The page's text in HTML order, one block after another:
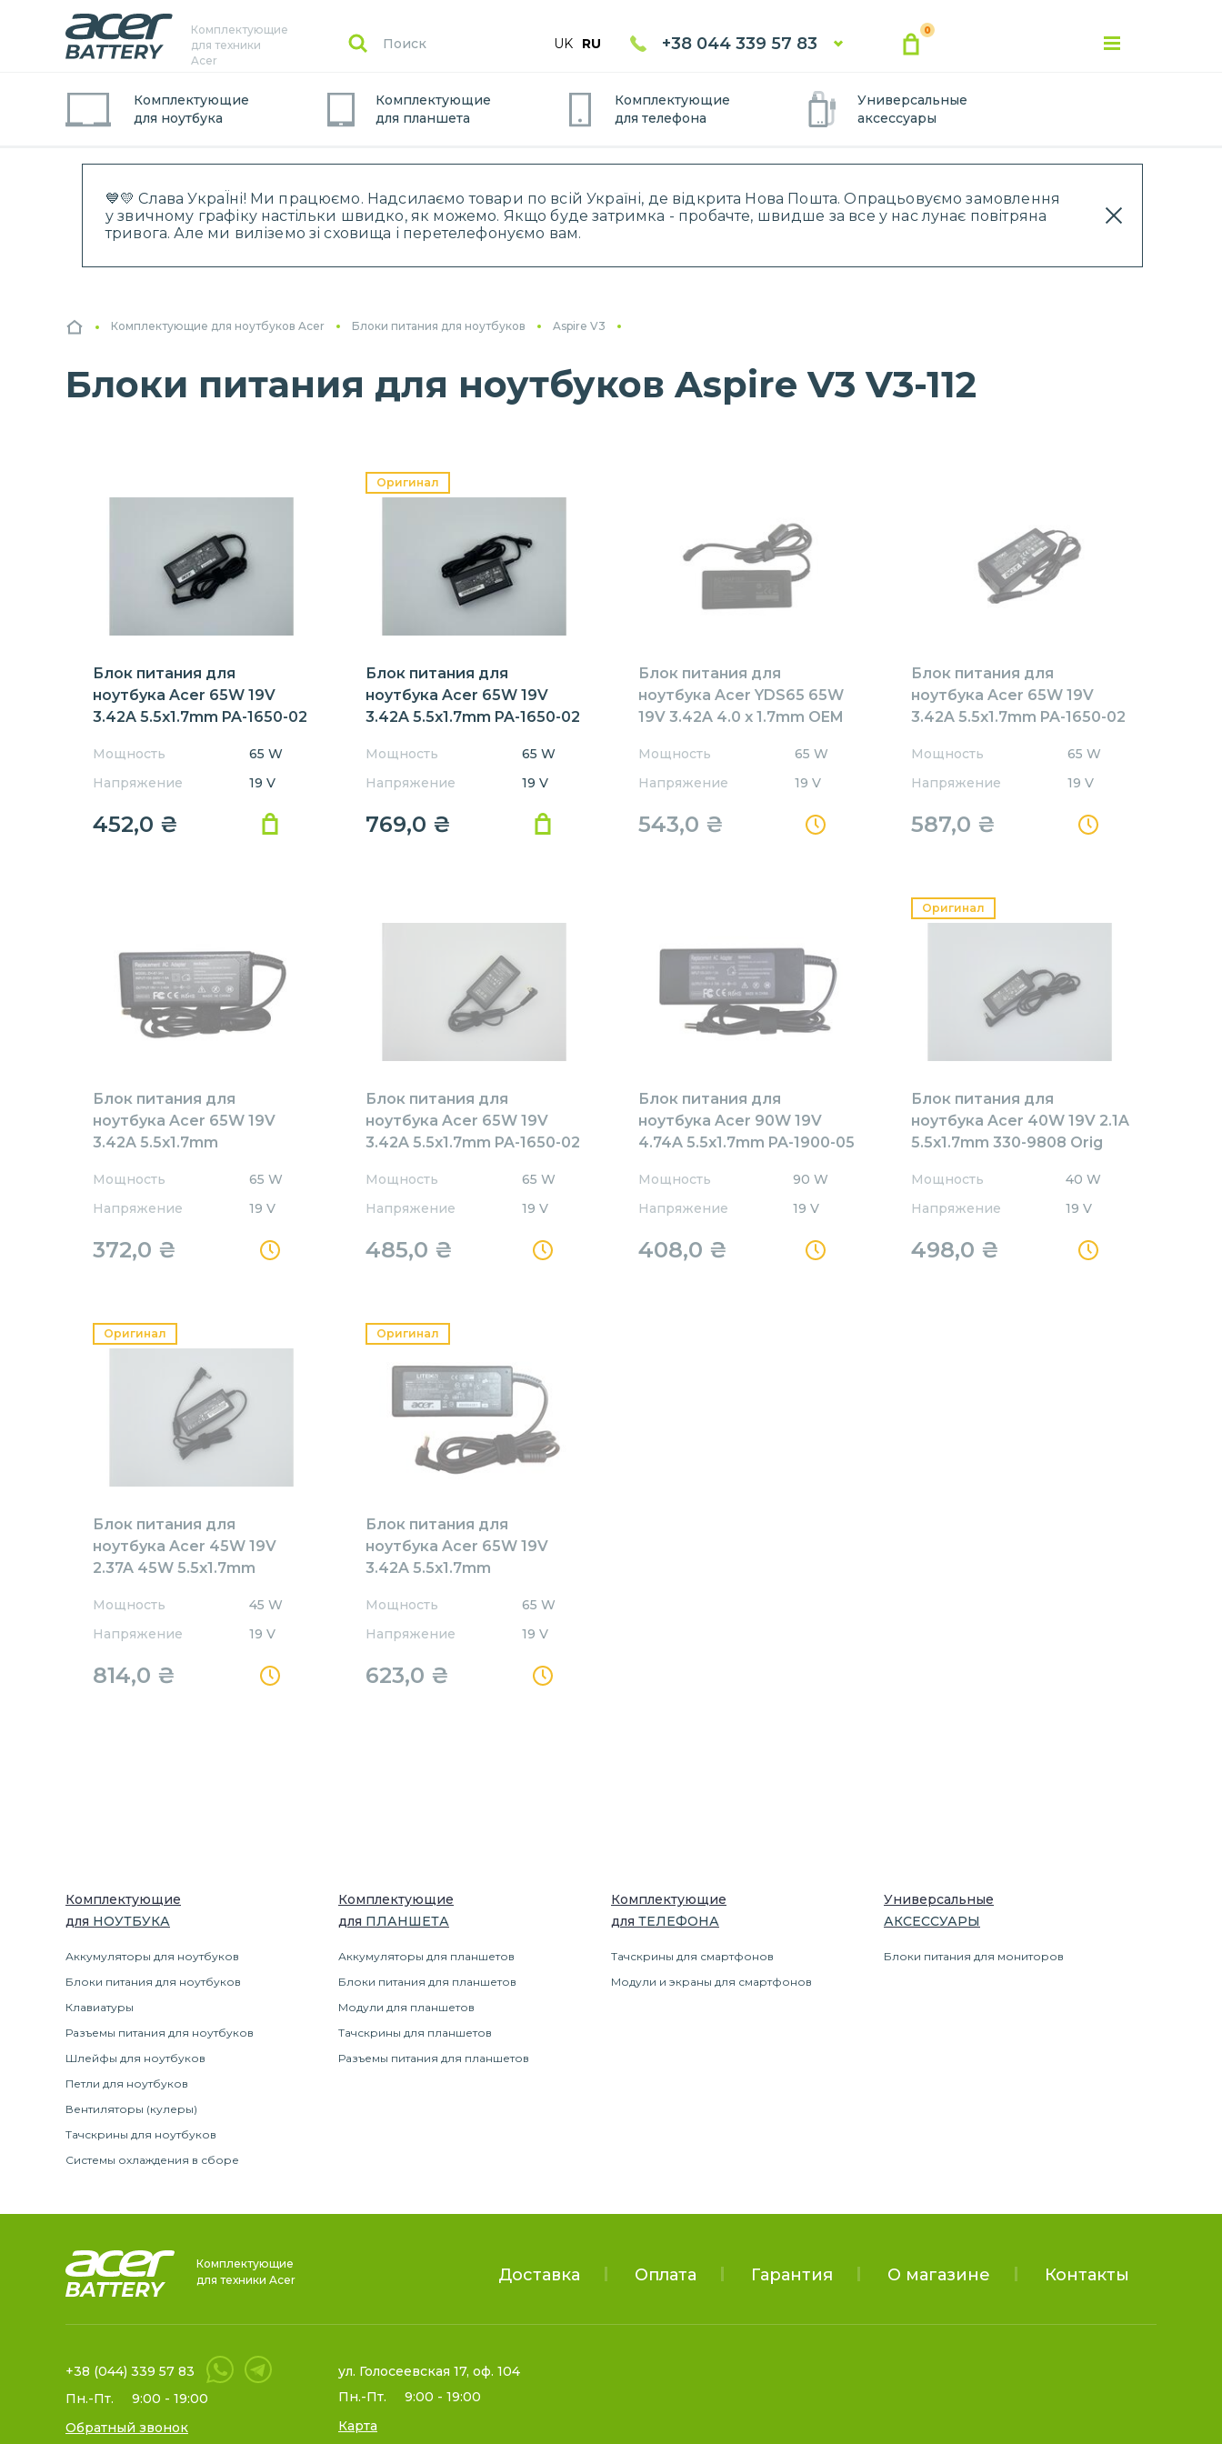
💙💛 Слава УкраЇні! Ми працюємо. Надсилаємо товари по всій Україні, де відкрита Нова Пошта. Опрацьовуємо замовлення
у звичному графіку настільки швидко, як можемо. Якщо буде затримка - пробачте, швидше за все у нас лунає повітряна
тривога. Але ми виліземо зі сховища і перетелефонуємо вам.
Комплектующие
для техники
Acer
UK RU +38 044 339 57 83
0
Комплектующие
для ноутбука
Комплектующие
для планшета
Комплектующие
для телефона
Универсальные
аксессуары
Комплектующие для ноутбуков Acer Блоки питания для ноутбуков Aspire V3
Блоки питания для ноутбуков Aspire V3 V3-112
Блок питания для
ноутбука Acer 65W 19V
3.42A 5.5x1.7mm PA-1650-02
Мощность
65 W
Напряжение
19 V
452,0 ₴
Оригинал
Блок питания для
ноутбука Acer 65W 19V
3.42A 5.5x1.7mm PA-1650-02
Мощность
65 W
Напряжение
19 V
769,0 ₴
Блок питания для
ноутбука Acer YDS65 65W
19V 3.42A 4.0 x 1.7mm OEM
Мощность
65 W
Напряжение
19 V
543,0 ₴
Блок питания для
ноутбука Acer 65W 19V
3.42A 5.5x1.7mm PA-1650-02
Мощность
65 W
Напряжение
19 V
587,0 ₴
Блок питания для
ноутбука Acer 65W 19V
3.42A 5.5x1.7mm
REPLACEMENT
Мощность
65 W
Напряжение
19 V
372,0 ₴
Блок питания для
ноутбука Acer 65W 19V
3.42A 5.5x1.7mm PA-1650-02
Мощность
65 W
Напряжение
19 V
485,0 ₴
Блок питания для
ноутбука Acer 90W 19V
4.74A 5.5x1.7mm PA-1900-05
Мощность
90 W
Напряжение
19 V
408,0 ₴
Оригинал
Блок питания для
ноутбука Acer 40W 19V 2.1A
5.5x1.7mm 330-9808 Orig
Мощность
40 W
Напряжение
19 V
498,0 ₴
Оригинал
Блок питания для
ноутбука Acer 45W 19V
2.37A 45W 5.5x1.7mm
Мощность
45 W
Напряжение
19 V
814,0 ₴
Оригинал
Блок питания для
ноутбука Acer 65W 19V
3.42A 5.5x1.7mm
Мощность
65 W
Напряжение
19 V
623,0 ₴
Комплектующие
для НОУТБУКА
Аккумуляторы для ноутбуков
Блоки питания для ноутбуков
Клавиатуры
Разъемы питания для ноутбуков
Шлейфы для ноутбуков
Петли для ноутбуков
Вентиляторы (кулеры)
Тачскрины для ноутбуков
Системы охлаждения в сборе
Комплектующие
для ПЛАНШЕТА
Аккумуляторы для планшетов
Блоки питания для планшетов
Модули для планшетов
Тачскрины для планшетов
Разъемы питания для планшетов
Комплектующие
для ТЕЛЕФОНА
Тачскрины для смартфонов
Модули и экраны для смартфонов
Универсальные
АКСЕССУАРЫ
Блоки питания для мониторов
Комплектующие
для техники Acer
Доставка Оплата Гарантия О магазине Контакты
+38 (044) 339 57 83
Пн.-Пт.
9:00 - 19:00
Обратный звонок
ул. Голосеевская 17, оф. 104
Пн.-Пт.
9:00 - 19:00
Карта